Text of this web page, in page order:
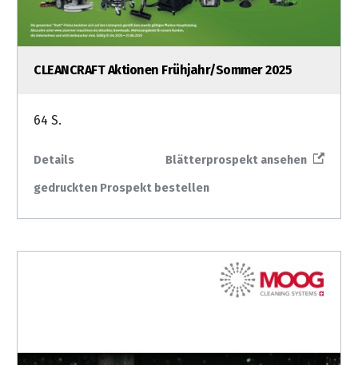
CLEANCRAFT Aktionen Frühjahr/Sommer 2025
64 S.
Details
Blätterprospekt ansehen
gedruckten Prospekt bestellen